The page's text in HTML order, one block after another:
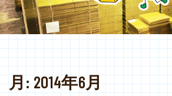
n
c
o
n
e
n 月:2014年6月